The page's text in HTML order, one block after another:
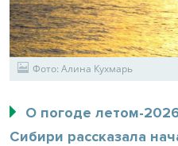
Фото: Алина Кухмарь
О погоде летом-
Сибири рассказала